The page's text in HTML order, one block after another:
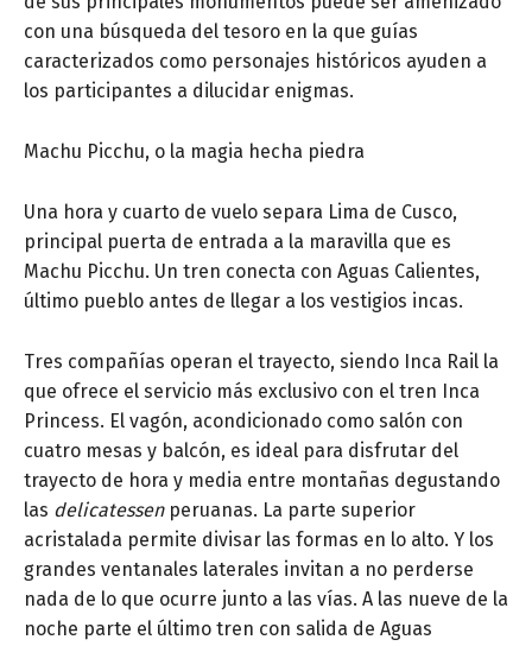
con una búsqueda del tesoro en la que guías
caracterizados como personajes históricos ayuden a
los participantes a dilucidar enigmas.
Machu Picchu, o la magia hecha piedra
Una hora y cuarto de vuelo separa Lima de Cusco,
principal puerta de entrada a la maravilla que es
Machu Picchu. Un tren conecta con Aguas Calientes,
último pueblo antes de llegar a los vestigios incas.
Tres compañías operan el trayecto, siendo Inca Rail la
que ofrece el servicio más exclusivo con el tren Inca
Princess. El vagón, acondicionado como salón con
cuatro mesas y balcón, es ideal para disfrutar del
trayecto de hora y media entre montañas degustando
las delicatessenperuanas. La parte superior
acristalada permite divisar las formas en lo alto. Y los
grandes ventanales laterales invitan a no perderse
nada de lo que ocurre junto a las vías. A las nueve de la
noche parte el último tren con salida de Aguas